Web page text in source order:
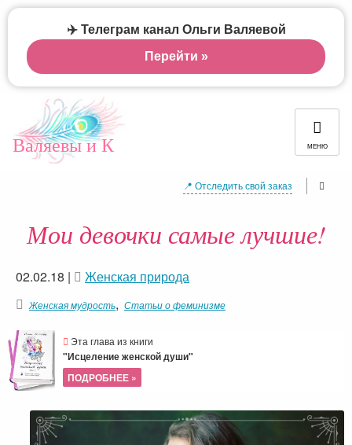
Валяевы и К МЕНЮ
📍 Отследить свой заказ
Мои девочки самые лучшие!
02.02.18 | Женская природа
Женская мудрость, Статьи о феминизме
Эта глава из книги
"Исцеление женской души"
ПОДРОБНЕЕ »
✈️ Телеграм канал Ольги Валяевой
Перейти »